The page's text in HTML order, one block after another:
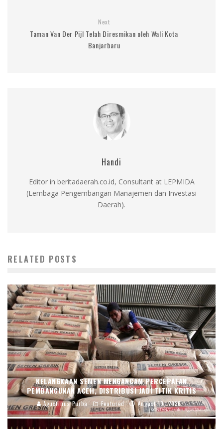
Next
Taman Van Der Pijl Telah Diresmikan oleh Wali Kota
Banjarbaru
Handi
Editor in beritadaerah.co.id, Consultant at LEPMIDA
(Lembaga Pengembangan Manajemen dan Investasi
Daerah).
RELATED POSTS
KELANGKAAN SEMEN MENGANCAM PERCEPATAN
PEMBANGUNAN ACEH, DISTRIBUSI JADI TITIK KRITIS
Agustinus Purba Featured August 10, 2026